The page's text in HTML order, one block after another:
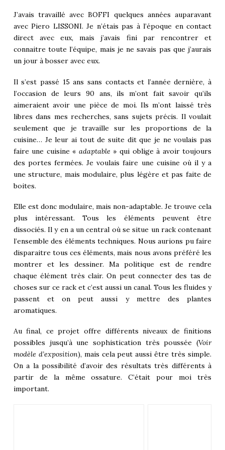
J’avais travaillé avec BOFFI quelques années auparavant
avec Piero LISSONI. Je n’étais pas à l’époque en contact
direct avec eux, mais j’avais fini par rencontrer et
connaitre toute l’équipe, mais je ne savais pas que j’aurais
un jour à bosser avec eux.
Il s’est passé 15 ans sans contacts et l’année dernière, à
l’occasion de leurs 90 ans, ils m’ont fait savoir qu’ils
aimeraient avoir une pièce de moi. Ils m’ont laissé très
libres dans mes recherches, sans sujets précis. Il voulait
seulement que je travaille sur les proportions de la
cuisine… Je leur ai tout de suite dit que je ne voulais pas
faire une cuisine « adaptable » qui oblige à avoir toujours
des portes fermées. Je voulais faire une cuisine où il y a
une structure, mais modulaire, plus légère et pas faite de
boites.
Elle est donc modulaire, mais non-adaptable. Je trouve cela
plus intéressant. Tous les éléments peuvent être
dissociés. Il y en a un central où se situe un rack contenant
l’ensemble des éléments techniques. Nous aurions pu faire
disparaitre tous ces éléments, mais nous avons préféré les
montrer et les dessiner. Ma politique est de rendre
chaque élément très clair. On peut connecter des tas de
choses sur ce rack et c’est aussi un canal. Tous les fluides y
passent et on peut aussi y mettre des plantes
aromatiques.
Au final, ce projet offre différents niveaux de finitions
possibles jusqu’à une sophistication très poussée (Voir
modèle d’exposition), mais cela peut aussi être très simple.
On a la possibilité d’avoir des résultats très différents à
partir de la même ossature. C’était pour moi très
important.